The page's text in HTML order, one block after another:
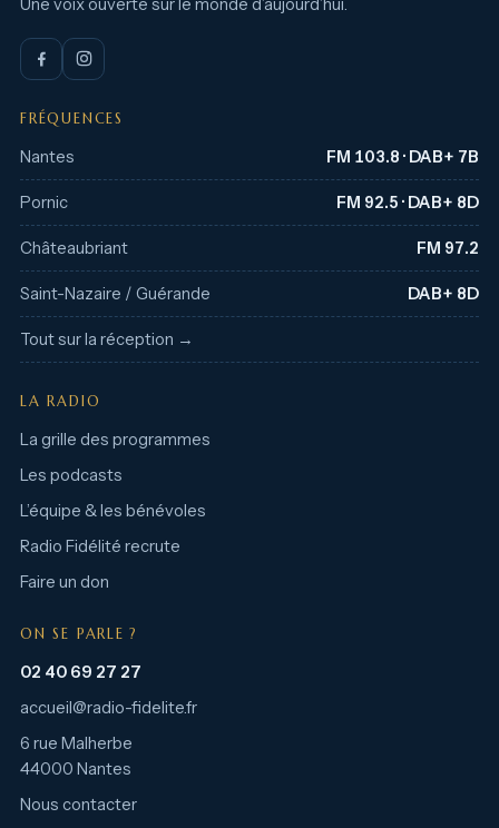
Une voix ouverte sur le monde d’aujourd’hui.
FRÉQUENCES
Nantes FM 103.8 · DAB+ 7B
Pornic FM 92.5 · DAB+ 8D
Châteaubriant FM 97.2
Saint-Nazaire / Guérande DAB+ 8D
Tout sur la réception →
LA RADIO
La grille des programmes
Les podcasts
L’équipe & les bénévoles
Radio Fidélité recrute
Faire un don
ON SE PARLE ?
02 40 69 27 27
accueil@radio-fidelite.fr
6 rue Malherbe
44000 Nantes
Nous contacter